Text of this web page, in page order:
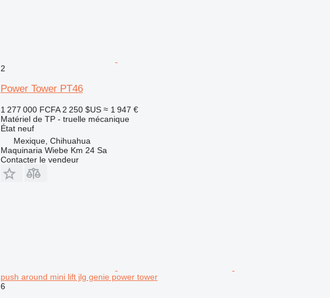
2
Power Tower PT46
1 277 000 FCFA 2 250 $US ≈ 1 947 €
Matériel de TP - truelle mécanique
Étatneuf
Mexique, Chihuahua
Maquinaria Wiebe Km 24 Sa
Contacter le vendeur
push around mini lift jlg genie power tower
6